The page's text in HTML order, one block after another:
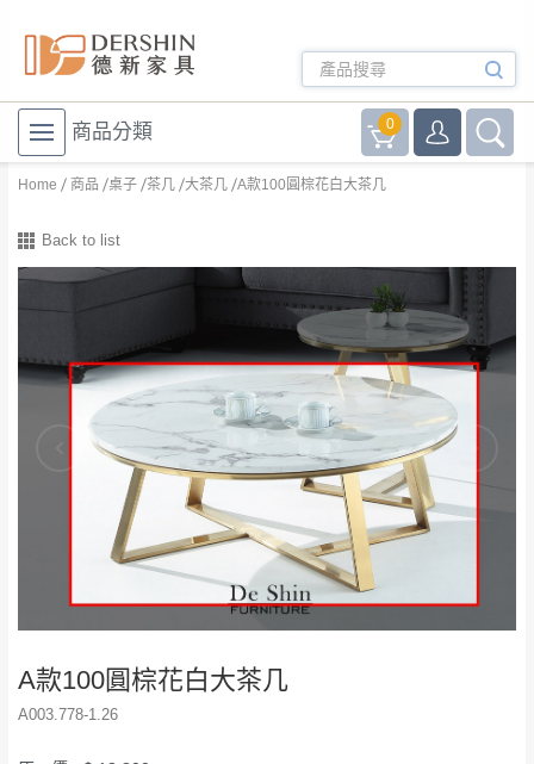
商品分類 0
Home 商品 桌子 茶几 大茶几 A款100圓棕花白大茶几
Back to list
A款100圓棕花白大茶几
A003.778-1.26